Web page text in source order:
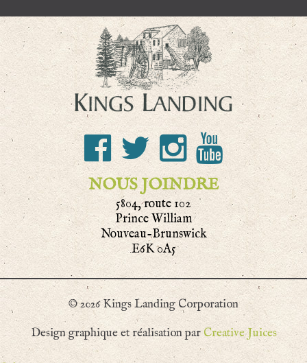
NOUS JOINDRE
5804, route 102
Prince William
Nouveau-Brunswick
E6K 0A5
© 2026 Kings Landing Corporation
Design graphique et réalisation par Creative Juices